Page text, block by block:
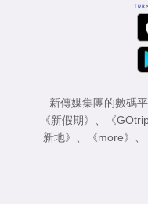
新傳媒集團的數碼
《新假期》 、 《GOtrip
新地》 、 《more》 、